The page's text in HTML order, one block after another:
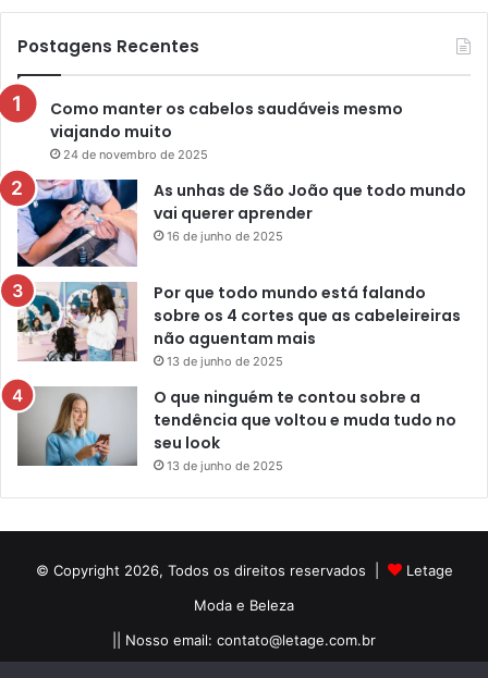
Postagens Recentes
Como manter os cabelos saudáveis mesmo
viajando muito
24 de novembro de 2025
As unhas de São João que todo mundo
vai querer aprender
16 de junho de 2025
Por que todo mundo está falando
sobre os 4 cortes que as cabeleireiras
não aguentam mais
13 de junho de 2025
O que ninguém te contou sobre a
tendência que voltou e muda tudo no
seu look
13 de junho de 2025
© Copyright 2026, Todos os direitos reservados |
Letage
Moda e Beleza
|| Nosso email: contato@letage.com.br